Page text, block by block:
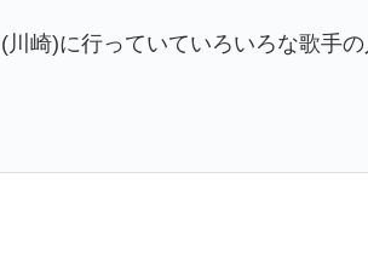
崎)に行っていていろいろな歌手